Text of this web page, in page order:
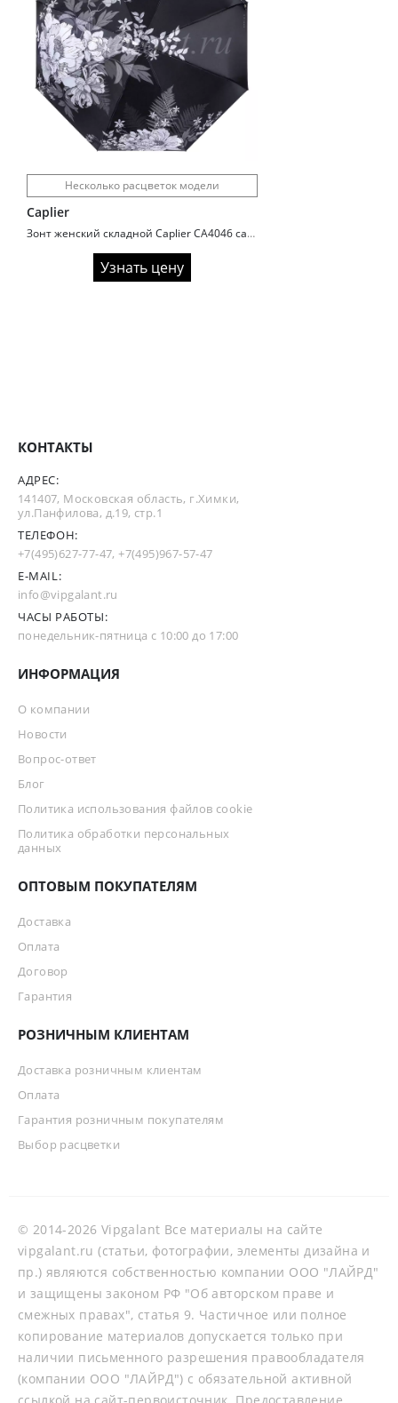
Несколько расцветок модели
Caplier
Зонт женский складной Caplier CA4046 сатиновый
Узнать цену
КОНТАКТЫ
АДРЕС:
141407, Московская область, г.Химки,
ул.Панфилова, д.19, стр.1
ТЕЛЕФОН:
+7(495)627-77-47,+7(495)967-57-47
E-MAIL:
info@vipgalant.ru
ЧАСЫ РАБОТЫ:
понедельник-пятница с 10:00 до 17:00
ИНФОРМАЦИЯ
О компании
Новости
Вопрос-ответ
Блог
Политика использования файлов cookie
Политика обработки персональных
данных
ОПТОВЫМ ПОКУПАТЕЛЯМ
Доставка
Оплата
Договор
Гарантия
РОЗНИЧНЫМ КЛИЕНТАМ
Доставка розничным клиентам
Оплата
Гарантия розничным покупателям
Выбор расцветки
© 2014-2026 Vipgalant Все материалы на сайте
vipgalant.ru (статьи, фотографии, элементы дизайна и
пр.) являются собственностью компании ООО "ЛАЙРД"
и защищены законом РФ "Об авторском праве и
смежных правах", статья 9. Частичное или полное
копирование материалов допускается только при
наличии письменного разрешения правообладателя
(компании ООО "ЛАЙРД") с обязательной активной
ссылкой на сайт-первоисточник. Предоставление